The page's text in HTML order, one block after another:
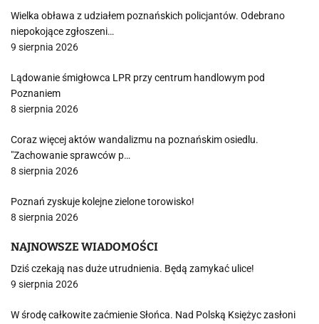
Wielka obława z udziałem poznańskich policjantów. Odebrano
niepokojące zgłoszeni…
9 sierpnia 2026
Lądowanie śmigłowca LPR przy centrum handlowym pod
Poznaniem
8 sierpnia 2026
Coraz więcej aktów wandalizmu na poznańskim osiedlu.
"Zachowanie sprawców p…
8 sierpnia 2026
Poznań zyskuje kolejne zielone torowisko!
8 sierpnia 2026
NAJNOWSZE WIADOMOŚCI
Dziś czekają nas duże utrudnienia. Będą zamykać ulice!
9 sierpnia 2026
W środę całkowite zaćmienie Słońca. Nad Polską Księżyc zasłoni